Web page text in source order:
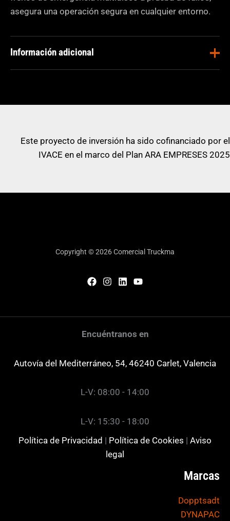
asegura una operación segura en cualquier entorno.
Información adicional
operativa
Ancho de
2130 mm
Carga
Este proyecto de inversión ha sido cofinanciado por el
IVACE en el marco del Plan ARA EMPRESES 2025
Copyright © 2026 Comercial Truckma
Encuéntranos en
Autovía del Mediterráneo, 54, 46240 Carlet, Valencia
L-V: 08:00 - 14:00
L-V: 15:30 - 18:00
Política de Privacidad | Política de Cookies | Aviso
legal
Marcas
Dopptsadt
DYNAPAC